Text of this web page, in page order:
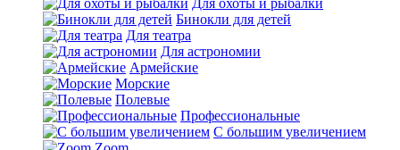
Для охоты и рыбалки
Бинокли для детей
Для театра
Для астрономии
Армейские
Морские
Полевые
Профессиональные
С большим увеличением